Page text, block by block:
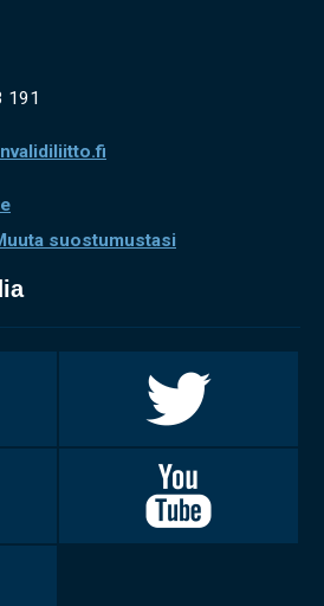
191
suostumustasi
Twitterissä
Youtubessa